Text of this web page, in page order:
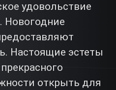
удовольствие
Новогодние
Настоящие эстеты
открыть для